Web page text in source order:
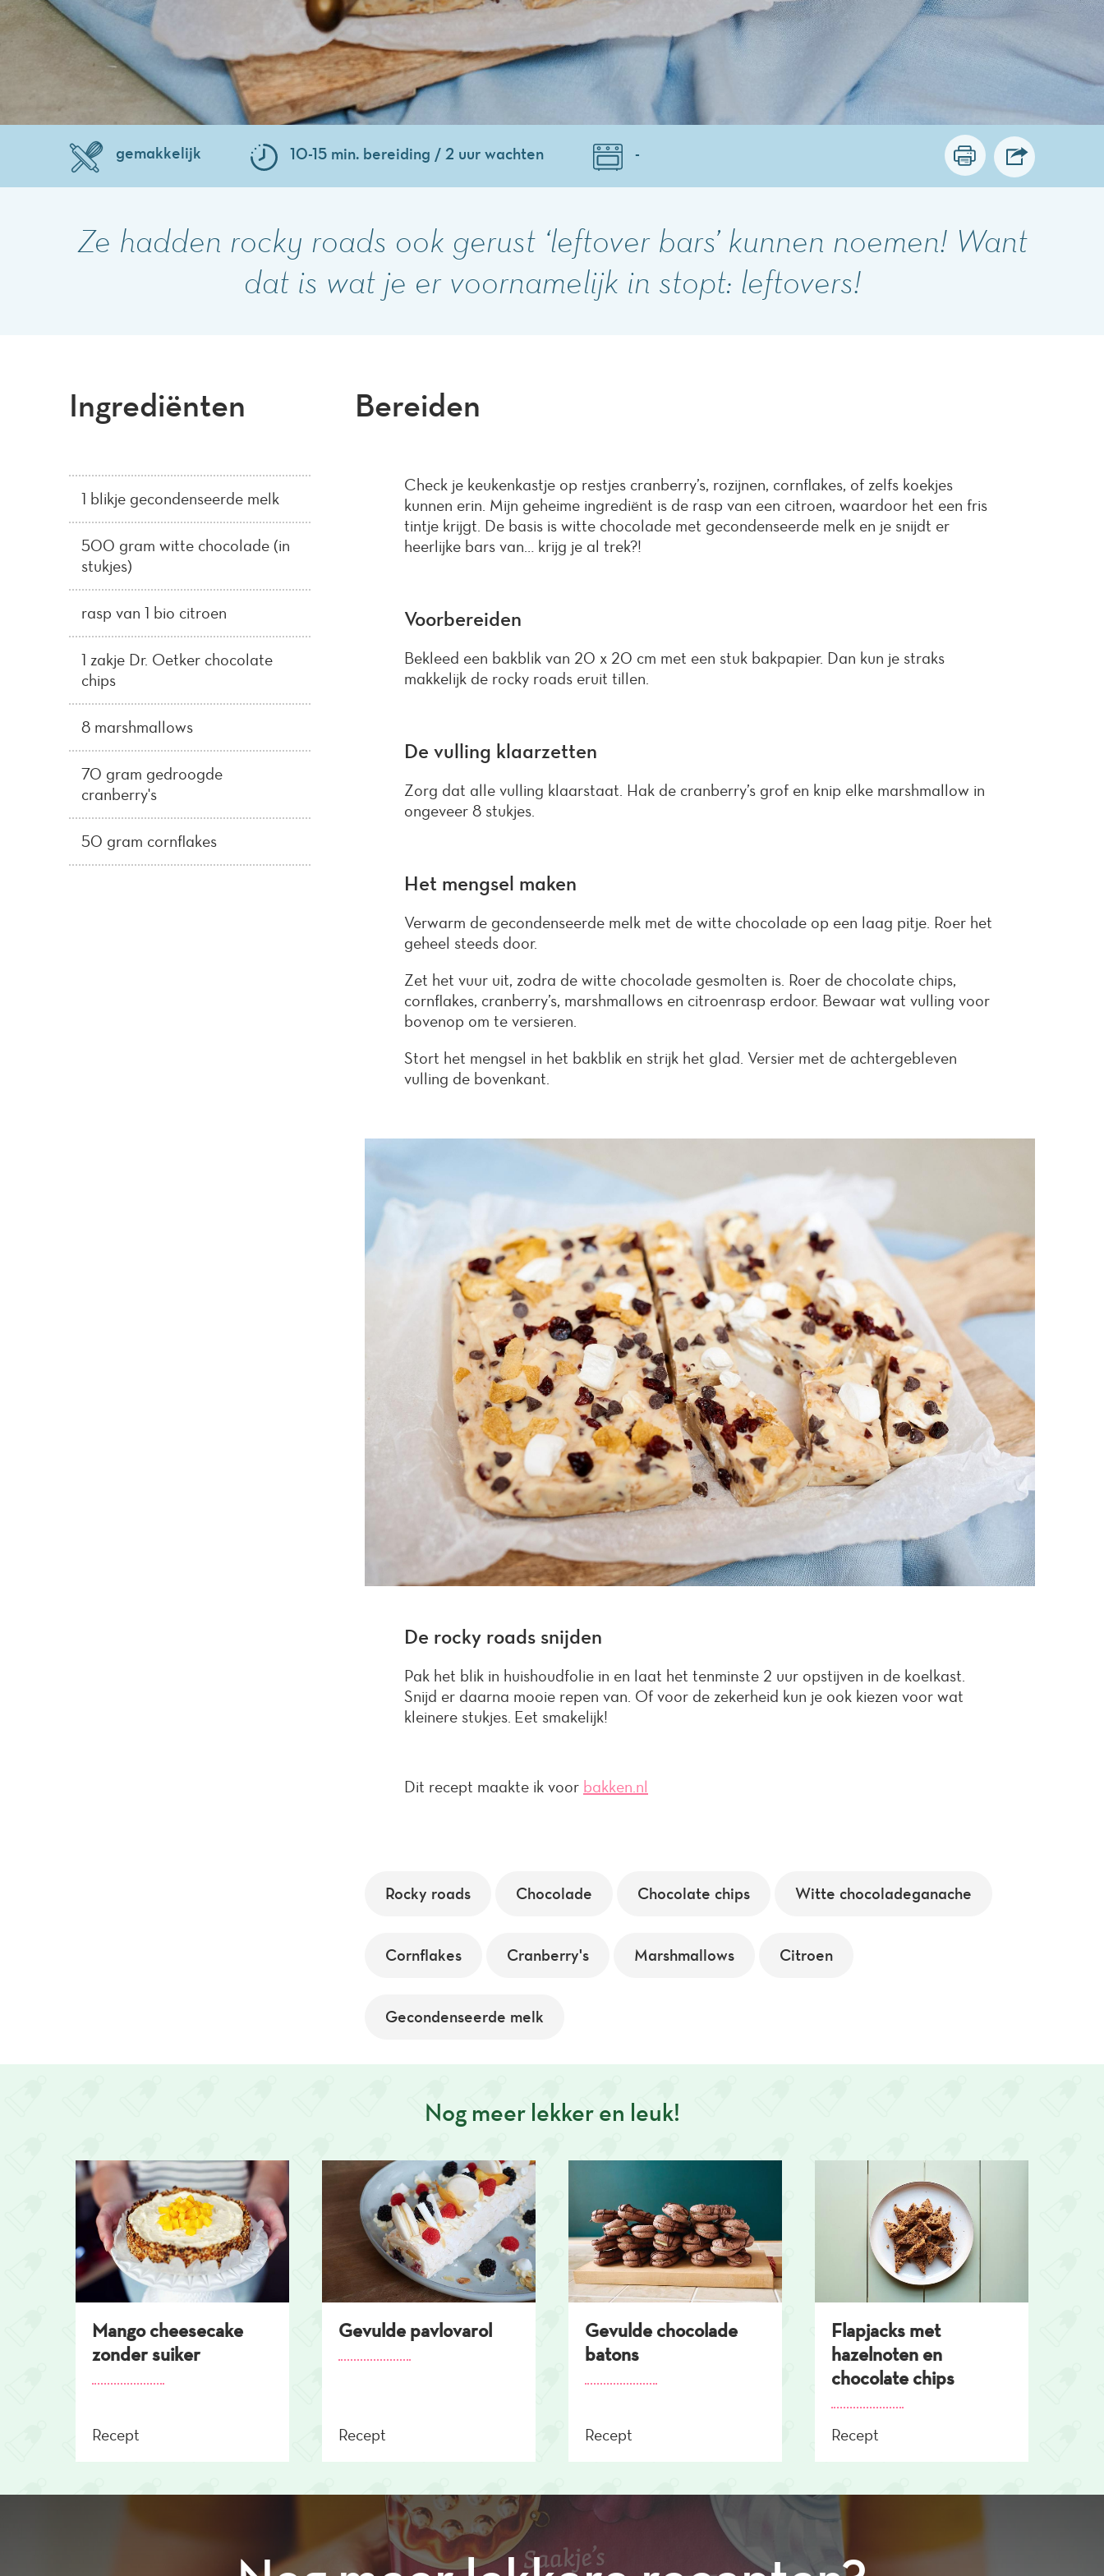
gemakkelijk 10-15 min. bereiding / 2 uur wachten -
Ze hadden rocky roads ook gerust ‘leftover bars’ kunnen noemen! Want
dat is wat je er voornamelijk in stopt: leftovers!
Ingrediënten
1 blikje gecondenseerde melk
500 gram witte chocolade (in
stukjes)
rasp van 1 bio citroen
1 zakje Dr. Oetker chocolate
chips
8 marshmallows
70 gram gedroogde
cranberry's
50 gram cornflakes
Bereiden
Check je keukenkastje op restjes cranberry’s, rozijnen, cornflakes, of zelfs koekjes
kunnen erin. Mijn geheime ingrediënt is de rasp van een citroen, waardoor het een fris
tintje krijgt. De basis is witte chocolade met gecondenseerde melk en je snijdt er
heerlijke bars van… krijg je al trek?!
Voorbereiden
Bekleed een bakblik van 20 x 20 cm met een stuk bakpapier. Dan kun je straks
makkelijk de rocky roads eruit tillen.
De vulling klaarzetten
Zorg dat alle vulling klaarstaat. Hak de cranberry’s grof en knip elke marshmallow in
ongeveer 8 stukjes.
Het mengsel maken
Verwarm de gecondenseerde melk met de witte chocolade op een laag pitje. Roer het
geheel steeds door.
Zet het vuur uit, zodra de witte chocolade gesmolten is. Roer de chocolate chips,
cornflakes, cranberry’s, marshmallows en citroenrasp erdoor. Bewaar wat vulling voor
bovenop om te versieren.
Stort het mengsel in het bakblik en strijk het glad. Versier met de achtergebleven
vulling de bovenkant.
De rocky roads snijden
Pak het blik in huishoudfolie in en laat het tenminste 2 uur opstijven in de koelkast.
Snijd er daarna mooie repen van. Of voor de zekerheid kun je ook kiezen voor wat
kleinere stukjes. Eet smakelijk!
Dit recept maakte ik voor bakken.nl
Rocky roads Chocolade Chocolate chips Witte chocoladeganache
Cornflakes Cranberry's Marshmallows Citroen
Gecondenseerde melk
Nog meer lekker en leuk!
Mango cheesecake
zonder suiker
Recept
Gevulde pavlovarol
Recept
Gevulde chocolade
batons
Recept
Flapjacks met
hazelnoten en
chocolate chips
Recept